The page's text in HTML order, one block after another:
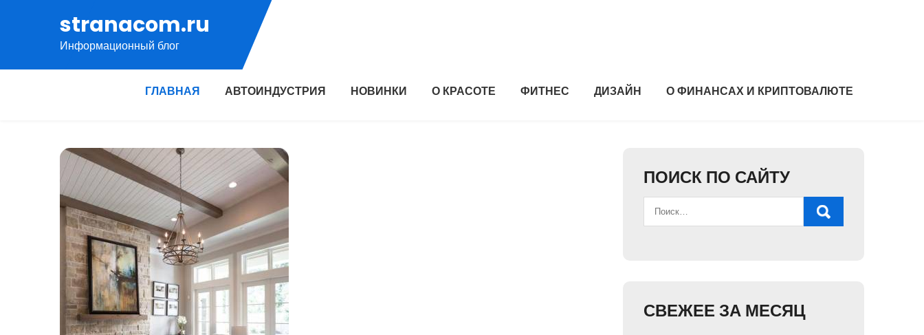
содержимому
stranacom.ru
Информационный блог
ГЛАВНАЯ АВТОИНДУСТРИЯ НОВИНКИ О КРАСОТЕ ФИТНЕС ДИЗАЙН О ФИНАНСАХ И КРИПТОВАЛЮТЕ
ПОИСК ПО САЙТУ
СВЕЖЕЕ ЗА МЕСЯЦ